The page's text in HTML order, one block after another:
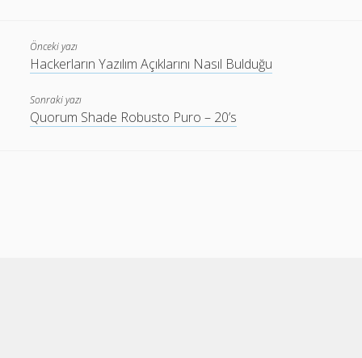
Önceki yazı
Hackerların Yazılım Açıklarını Nasıl Bulduğu
Sonraki yazı
Quorum Shade Robusto Puro – 20’s